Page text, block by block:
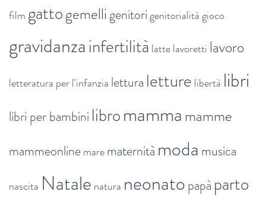
film gattogemelligenitorigenitorialitàgioco
gravidanzainfertilità lattelavoretti lavoro
letteratura per l'infanzia lettura letture libertà libri
libri per bambini libromamma mamme
mammeonlinemarematernità moda musica
nascita Natale natura neonatopapà parto